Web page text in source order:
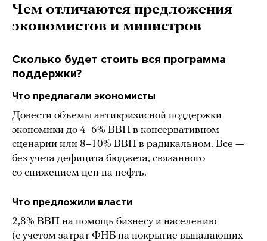
Чем отличаются предложения
экономистов и министров
Сколько будет стоить вся программа
поддержки?
Что предлагали экономисты
Довести объемы антикризисной поддержки
экономики до 4–6% ВВП в консервативном
сценарии или 8–10% ВВП в радикальном. Все —
без учета дефицита бюджета, связанного
со снижением цен на нефть.
Что предложили власти
2,8% ВВП на помощь бизнесу и населению
(с учетом затрат ФНБ на покрытие выпадающих